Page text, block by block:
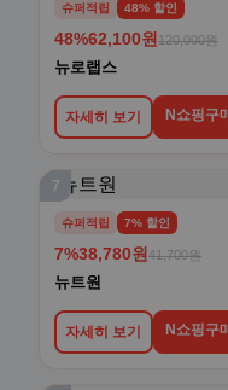
슈퍼적립 48% 할인
48%62,100원 120,000원
뉴로랩스
자세히 보기 N쇼핑구
7
슈퍼적립 7% 할인
7%38,780원 41,700원
뉴트원
자세히 보기 N쇼핑구